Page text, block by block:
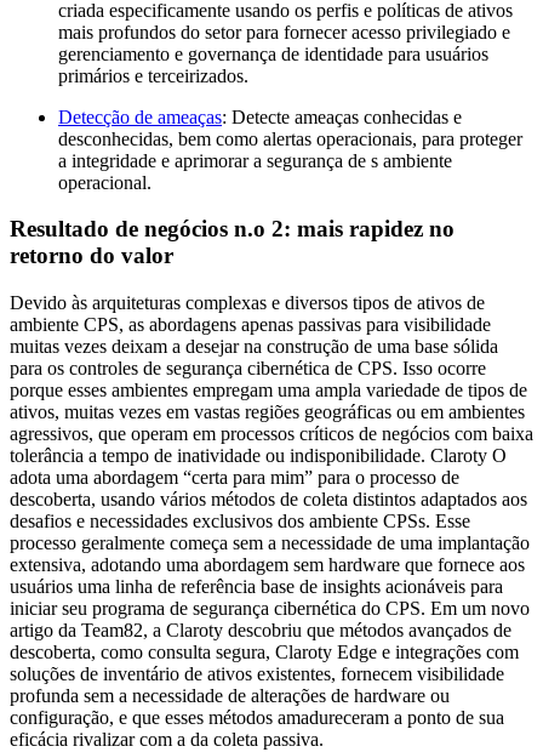
criada especificamente usando os perfis e políticas de ativos
mais profundos do setor para fornecer acesso privilegiado e
gerenciamento e governança de identidade para usuários
primários e terceirizados.
Detecção de ameaças: Detecte ameaças conhecidas e
desconhecidas, bem como alertas operacionais, para proteger
a integridade e aprimorar a segurança de s ambiente
operacional.
Resultado de negócios n.o 2: mais rapidez no
retorno do valor
Devido às arquiteturas complexas e diversos tipos de ativos de
ambiente CPS, as abordagens apenas passivas para visibilidade
muitas vezes deixam a desejar na construção de uma base sólida
para os controles de segurança cibernética de CPS. Isso ocorre
porque esses ambientes empregam uma ampla variedade de tipos de
ativos, muitas vezes em vastas regiões geográficas ou em ambientes
agressivos, que operam em processos críticos de negócios com baixa
tolerância a tempo de inatividade ou indisponibilidade. Claroty O
adota uma abordagem “certa para mim” para o processo de
descoberta, usando vários métodos de coleta distintos adaptados aos
desafios e necessidades exclusivos dos ambiente CPSs. Esse
processo geralmente começa sem a necessidade de uma implantação
extensiva, adotando uma abordagem sem hardware que fornece aos
usuários uma linha de referência base de insights acionáveis para
iniciar seu programa de segurança cibernética do CPS. Em um novo
artigo da Team82, a Claroty descobriu que métodos avançados de
descoberta, como consulta segura, Claroty Edge e integrações com
soluções de inventário de ativos existentes, fornecem visibilidade
profunda sem a necessidade de alterações de hardware ou
configuração, e que esses métodos amadureceram a ponto de sua
eficácia rivalizar com a da coleta passiva.